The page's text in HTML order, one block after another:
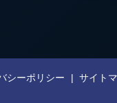
シーポリシー サイト